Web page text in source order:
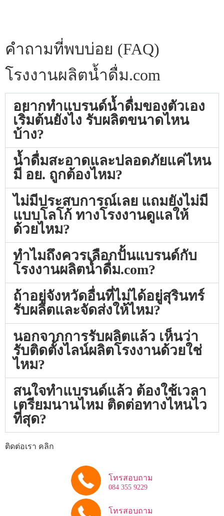
คำถามที่พบบ่อย (FAQ)
โรงงานผลิตน้ำดื่ม.com
อยากทำแบรนด์น้ำดื่มของตัวเอง
เริ่มต้นยังไง รับผลิตขนาดไหน
บ้าง?
น้ำดื่มสะอาดและปลอดภัยแค่ไหน
มี อย. ถูกต้องไหม?
ไม่มีประสบการณ์เลย แถมยังไม่มี
แบบโลโก้ ทางโรงงานดูแลให้
ด้วยไหม?
ทำไมถึงควรเลือกปั้นแบรนด์กับ
โรงงานผลิตน้ำดื่ม.com?
ถ้าอยู่จังหวัดอื่นที่ไม่ได้อยู่สุรินทร์
รับผลิตและจัดส่งให้ไหม?
นอกจากการรับผลิตแล้ว เห็นว่า
รับติดตั้งไลน์ผลิตโรงงานด้วยใช่
ไหม?
สนใจทำแบรนด์แล้ว ต้องใช้เวลา
เตรียมนานไหม ติดต่อทางไหนไว
ที่สุด?
ติดต่อเรา คลิก
โทรสอบถาม
084 355 9229
โทรสอบถาม